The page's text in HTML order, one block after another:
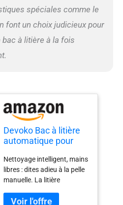
auto-pause, alertes
d'anomalie) garantissent un
arrêt instantané lorsque les
chats approchent, offrant
(Le radar de mouvement
santé】 Contrôlez le
nettoyage en un seul clic via
smartphone. Suivi du poids,
de la durée de la salle de
d'autres données de santé
– Parfait pour garder un œil
sur votre chat pendant
votre absence. Le mode
nuit silencieuse met en
spéciales comme le
font un choix judicieux pour
à litière à la fois
Devoko Bac à litière
automatique pour
application avec 9
capteurs de sécurité |
Bac à litière fermé
extra large pour
plusieurs chats |
Nettoyage intelligent, mains
libres : dites adieu à la pelle
manuelle. La litière
offre trois modes de